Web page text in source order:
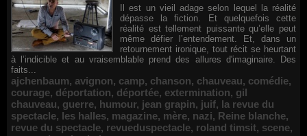
Il est un vieil adage selon lequel la réalité
dépasse la fiction. Et quelquefois cette
réalité est tellement puissante qu’elle peut
même défier l’entendement. Et, dans un
retournement ironique, tout récit se heurtant
à l’indicible et au vraisemblable prend des allures d'imaginaire. Des
faits...
ajchenbaum, avignon, camp, chanson, chauveau, comédie,
courage, déportation, déportée, extermination, gil
chauveau, guerre, humour, jean grapin, juif, la revue du
spectacle, les halles, magazine, mère, nazi, Reine blanche,
revue du spectacle, revueduspectacle, roland timsit, scene,